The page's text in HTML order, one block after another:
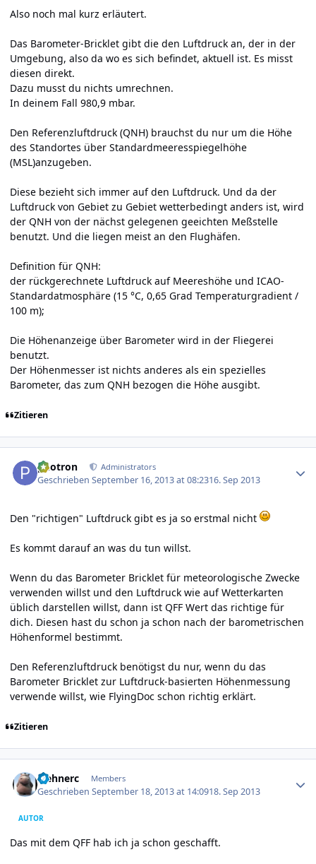
Also noch mal kurz erläutert.
Das Barometer-Bricklet gibt die den Luftdruck an, der in der
Umgebung, also da wo es sich befindet, aktuell ist. Es misst
diesen direkt.
Dazu musst du nichts umrechnen.
In deinem Fall 980,9 mbar.
Den Referenzluftdruck (QNH) brauchst du nur um die Höhe
des Standortes über Standardmeeresspiegelhöhe
(MSL)anzugeben.
Diese bezieht sich immer auf den Luftdruck. Und da der
Luftdruck von Gebiet zu Gebiet wetterbedingt anders ist, wird
der QNH von der nächst gelegenen geeichten Meßstelle
benutzt. Und die liegen meist an den Flughäfen.
Definition für QNH:
der rückgerechnete Luftdruck auf Meereshöhe und ICAO-
Standardatmosphäre (15 °C, 0,65 Grad Temperaturgradient /
100 m);
Die Höhenanzeige über Barometer wird in der Fliegerei
benutzt.
Der Höhenmesser ist nichts anderes als ein spezielles
Barometer, das zum QNH bezogen die Höhe ausgibt.
Zitieren
photron Administrators
GeschriebenSeptember 16, 2013 at 08:2316. Sep 2013
Den "richtigen" Luftdruck gibt es ja so erstmal nicht
Es kommt darauf an was du tun willst.
Wenn du das Barometer Bricklet für meteorologische Zwecke
verwenden willst und den Luftdruck wie auf Wetterkarten
üblich darstellen willst, dann ist QFF Wert das richtige für
dich. Diesen hast du schon ja schon nach der barometrischen
Höhenformel bestimmt.
Den Referenzluftdruck benötigst du nur, wenn du das
Barometer Bricklet zur Luftdruck-basierten Höhenmessung
verwende willst, wie FlyingDoc schon richtig erklärt.
Zitieren
wehnerc Members
GeschriebenSeptember 18, 2013 at 14:0918. Sep 2013
AUTOR
Das mit dem QFF hab ich ja schon geschafft.